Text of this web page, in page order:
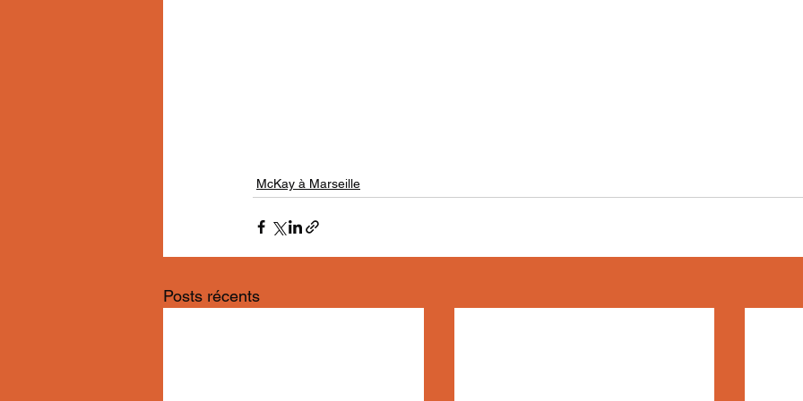
McKay à Marseille
Posts récents